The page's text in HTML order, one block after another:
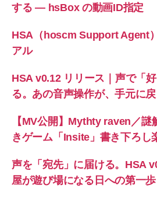
する ― hsBox の動画ID指定
HSA（hoscm Support Agent
アル
HSA v0.12 リリース｜声で「
る。あの音声操作が、手元に
【MV公開】Mythty raven／
きゲーム「Insite」書き下ろし
声を「宛先」に届ける。HSA
屋が遊び場になる日への第一歩